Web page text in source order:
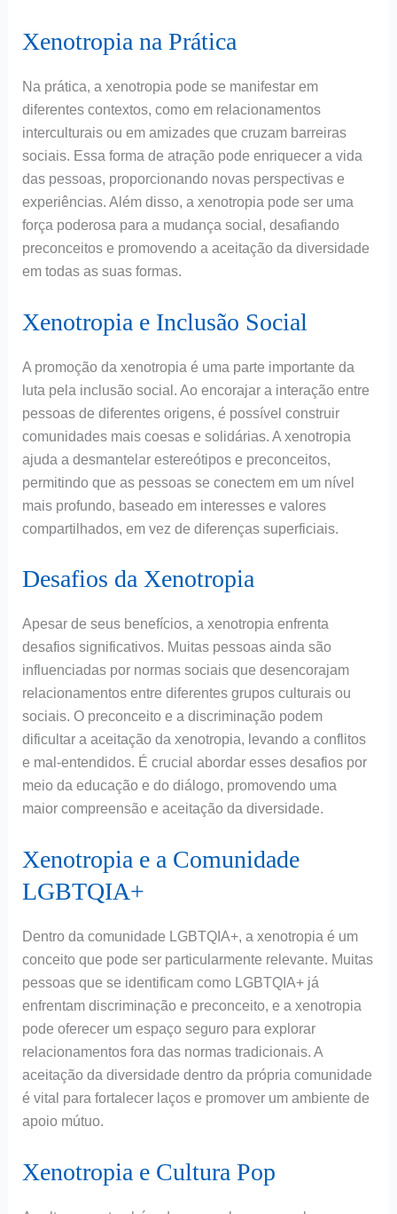
Xenotropia na Prática
Na prática, a xenotropia pode se manifestar em
diferentes contextos, como em relacionamentos
interculturais ou em amizades que cruzam barreiras
sociais. Essa forma de atração pode enriquecer a vida
das pessoas, proporcionando novas perspectivas e
experiências. Além disso, a xenotropia pode ser uma
força poderosa para a mudança social, desafiando
preconceitos e promovendo a aceitação da diversidade
em todas as suas formas.
Xenotropia e Inclusão Social
A promoção da xenotropia é uma parte importante da
luta pela inclusão social. Ao encorajar a interação entre
pessoas de diferentes origens, é possível construir
comunidades mais coesas e solidárias. A xenotropia
ajuda a desmantelar estereótipos e preconceitos,
permitindo que as pessoas se conectem em um nível
mais profundo, baseado em interesses e valores
compartilhados, em vez de diferenças superficiais.
Desafios da Xenotropia
Apesar de seus benefícios, a xenotropia enfrenta
desafios significativos. Muitas pessoas ainda são
influenciadas por normas sociais que desencorajam
relacionamentos entre diferentes grupos culturais ou
sociais. O preconceito e a discriminação podem
dificultar a aceitação da xenotropia, levando a conflitos
e mal-entendidos. É crucial abordar esses desafios por
meio da educação e do diálogo, promovendo uma
maior compreensão e aceitação da diversidade.
Xenotropia e a Comunidade
LGBTQIA+
Dentro da comunidade LGBTQIA+, a xenotropia é um
conceito que pode ser particularmente relevante. Muitas
pessoas que se identificam como LGBTQIA+ já
enfrentam discriminação e preconceito, e a xenotropia
pode oferecer um espaço seguro para explorar
relacionamentos fora das normas tradicionais. A
aceitação da diversidade dentro da própria comunidade
é vital para fortalecer laços e promover um ambiente de
apoio mútuo.
Xenotropia e Cultura Pop